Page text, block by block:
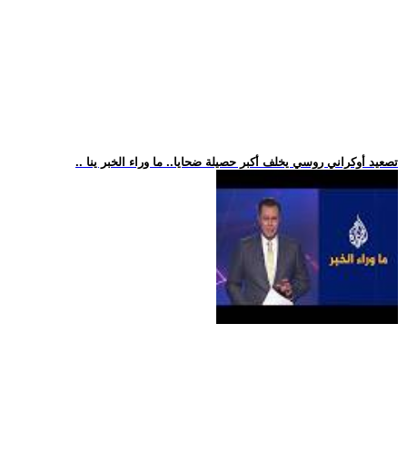
.. تصعيد أوكراني روسي يخلف أكبر حصيلة ضحايا.. ما وراء الخبر ينا